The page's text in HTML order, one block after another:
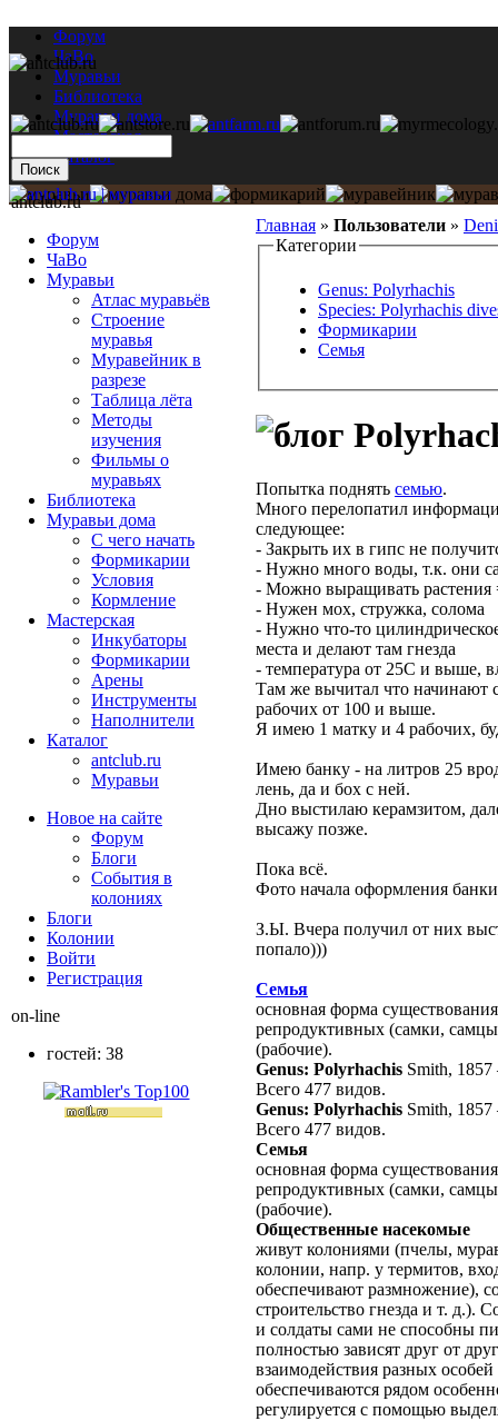
Форум
ЧаВо
Муравьи
Библиотека
Муравьи дома
Мастерская
Каталог
Главная » Пользователи »
Категории
Genus: Polyrhachis
Species: Polyrhachis
Формикарии
Семья
Попытка поднять семью.
Много перелопатил
следующее:
- Закрыть их в гипс не
- Нужно много воды, т.к. они
- Можно выращивать растения
- Нужен мох, стружка, солома
- Нужно что-то
места и делают там гнезда
- температура от 25С и выше,
Там же вычитал что начинают
рабочих от 100 и выше.
Я имею 1 матку и 4 рабочих,
Имею банку - на литров 25
лень, да и бох с ней.
Дно выстилаю керамзитом,
высажу позже.
Пока всё.
Фото начала оформления
З.Ы. Вчера получил от них
попало)))
Семья
основная форма
репродуктивных (самки,
(рабочие).
Genus: Polyrhachis Smith, 1857
Всего 477 видов.
Genus: Polyrhachis Smith, 1857
Всего 477 видов.
Семья
основная форма
репродуктивных (самки,
(рабочие).
Общественные насекомые
живут колониями (пчелы,
колонии, напр. у термитов,
обеспечивают размножение),
строительство гнезда и т. д.).
и солдаты сами не способны
полностью зависят друг от
взаимодействия разных
обеспечиваются рядом
регулируется с помощью
antclub.ru
Форум
ЧаВо
Муравьи
Атлас муравьёв
Строение
муравья
Муравейник в
разрезе
Таблица лёта
Методы
изучения
Фильмы о
муравьях
Библиотека
Муравьи дома
С чего начать
Формикарии
Условия
Кормление
Мастерская
Инкубаторы
Формикарии
Арены
Инструменты
Наполнители
Каталог
antclub.ru
Муравьи
Новое на сайте
Форум
Блоги
События в
колониях
Блоги
Колонии
Войти
Peгиcтpaция
on-line
гостей: 38